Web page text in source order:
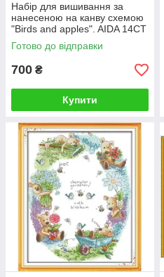
Набір для вишивання за
нанесеною на канву схемою
"Birds and apples". AIDA 14CT
printed 47*37 см
Готово до відправки
700 ₴
Купити